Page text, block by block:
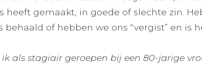
heeft gemaakt, in goede of slechte zin.
behaald of hebben we ons “vergist” en is
als stagiair geroepen bij een 80-jarige